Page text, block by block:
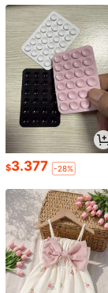
$3.377 -28%